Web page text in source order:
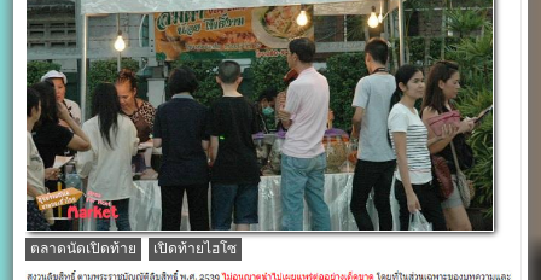
ตลาดนัดเปิดท้าย เปิดท้ายไฮโซ